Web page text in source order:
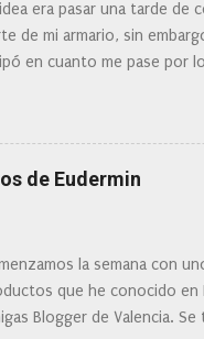
os voy a dar mi opinión
facial de Clinique
era pasar una tarde de
de mi armario, sin
en cuanto me pase por
a esta paleta de
de Eudermin
la semana con
que he conocido en
Blogger de Valencia. Se